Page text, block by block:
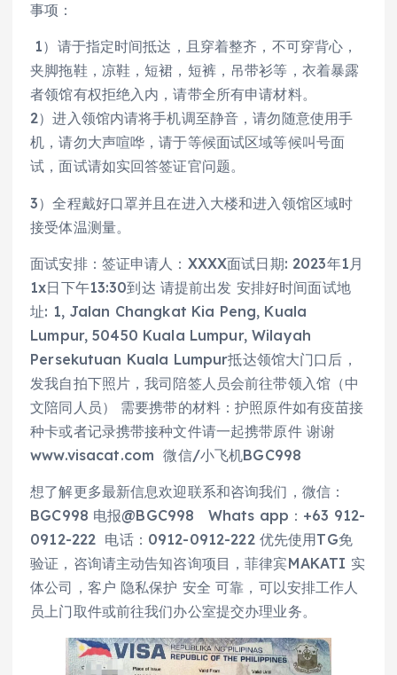
事项：
1）请于指定时间抵达，且穿着整齐，不可穿背心，
夹脚拖鞋，凉鞋，短裙，短裤，吊带衫等，衣着暴露
者领馆有权拒绝入内，请带全所有申请材料。
2）进入领馆内请将手机调至静音，请勿随意使用手
机，请勿大声喧哗，请于等候面试区域等候叫号面
试，面试请如实回答签证官问题。
3）全程戴好口罩并且在进入大楼和进入领馆区域时
接受体温测量。
面试安排：签证申请人：XXXX面试日期: 2023年1月
1x日下午13:30到达 请提前出发 安排好时间面试地
址: 1, Jalan Changkat Kia Peng, Kuala
Lumpur, 50450 Kuala Lumpur, Wilayah
Persekutuan Kuala Lumpur抵达领馆大门口后，
发我自拍下照片，我司陪签人员会前往带领入馆（中
文陪同人员） 需要携带的材料：护照原件如有疫苗接
种卡或者记录携带接种文件请一起携带原件 谢谢
www.visacat.com 微信/小飞机BGC998
想了解更多最新信息欢迎联系和咨询我们，微信：
BGC998 电报@BGC998 Whats app：+63 912-
0912-222 电话：0912-0912-222 优先使用TG免
验证，咨询请主动告知咨询项目，菲律宾MAKATI 实
体公司，客户 隐私保护 安全 可靠，可以安排工作人
员上门取件或前往我们办公室提交办理业务。